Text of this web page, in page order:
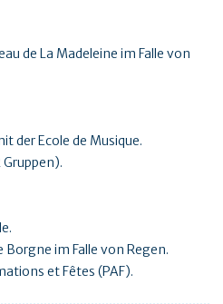
de La Madeleine im Falle von
der Ecole de Musique.
im Falle von Regen.
et Fêtes (PAF).